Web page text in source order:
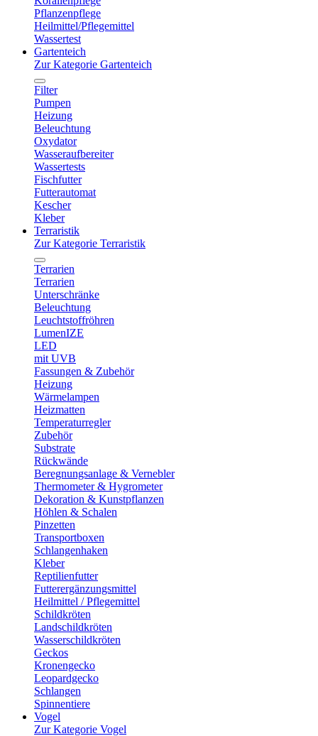
Pflanzenpflege
Heilmittel/Pflegemittel
Wassertest
Gartenteich
Zur Kategorie Gartenteich
Filter
Pumpen
Heizung
Beleuchtung
Oxydator
Wasseraufbereiter
Wassertests
Fischfutter
Futterautomat
Kescher
Kleber
Terraristik
Zur Kategorie Terraristik
Terrarien
Terrarien
Unterschränke
Beleuchtung
Leuchtstoffröhren
LumenIZE
LED
mit UVB
Fassungen & Zubehör
Heizung
Wärmelampen
Heizmatten
Temperaturregler
Zubehör
Substrate
Rückwände
Beregnungsanlage & Vernebler
Thermometer & Hygrometer
Dekoration & Kunstpflanzen
Höhlen & Schalen
Pinzetten
Transportboxen
Schlangenhaken
Kleber
Reptilienfutter
Futterergänzungsmittel
Heilmittel / Pflegemittel
Schildkröten
Landschildkröten
Wasserschildkröten
Geckos
Kronengecko
Leopardgecko
Schlangen
Spinnentiere
Vogel
Zur Kategorie Vogel